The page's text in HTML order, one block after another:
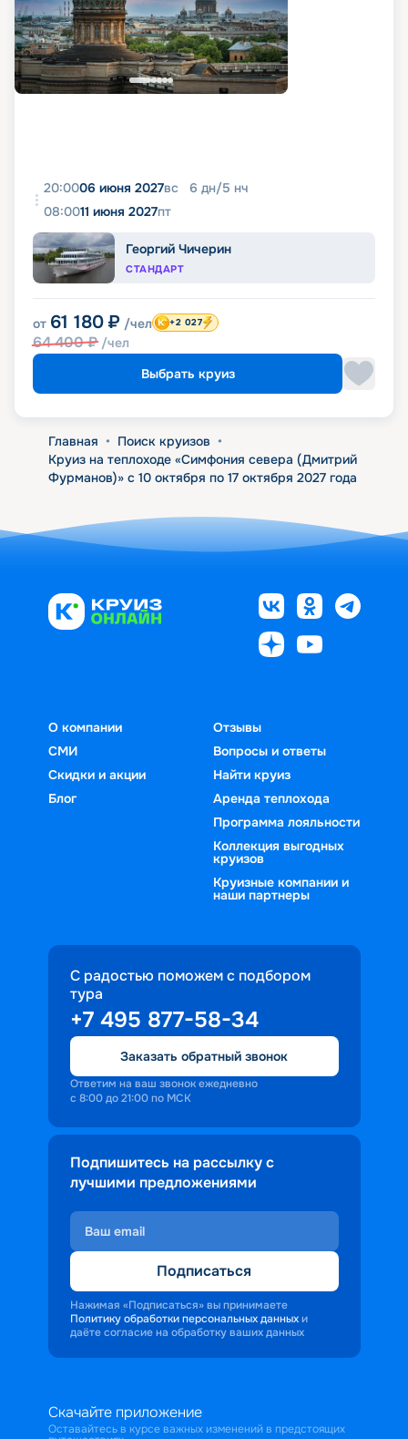
20:0006 июня 2027вс 6 дн/5 нч
08:0011 июня 2027пт
Георгий Чичерин
СТАНДАРТ
от 61 180 ₽ /чел
64 400₽ /чел
+2 027
Выбрать круиз
Главная • Поиск круизов •
Круиз на теплоходе «Симфония севера (Дмитрий
Фурманов)» с 10 октября по 17 октября 2027 года
О компании
СМИ
Скидки и акции
Блог
Отзывы
Вопросы и ответы
Найти круиз
Аренда теплохода
Программа лояльности
Коллекция выгодных
круизов
Круизные компании и
наши партнеры
С радостью поможем с подбором
тура
+7 495 877-58-34
Заказать обратный звонок
Ответим на ваш звонок ежедневно
с 8:00 до 21:00 по МСК
Подпишитесь на рассылку с
лучшими предложениями
Подписаться
Нажимая «Подписаться» вы принимаете
Политику обработки персональных данных и
даёте согласие на обработку ваших данных
Скачайте приложение
Оставайтесь в курсе важных изменений в предстоящих